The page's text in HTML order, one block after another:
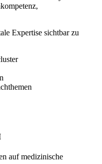
Expertise sichtbar zu
auf medizinische